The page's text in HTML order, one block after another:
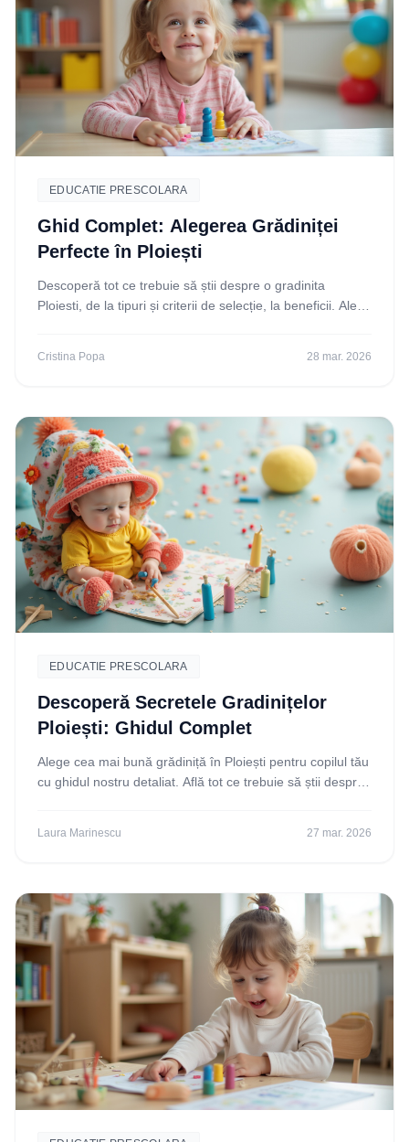
EDUCATIE PRESCOLARA
Ghid Complet: Alegerea Grădiniței
Perfecte în Ploiești
Descoperă tot ce trebuie să știi despre o gradinita
Ploiesti, de la tipuri și criterii de selecție, la beneficii. Alege
Cristina Popa 28 mar. 2026
EDUCATIE PRESCOLARA
Descoperă Secretele Gradinițelor
Ploiești: Ghidul Complet
Alege cea mai bună grădiniță în Ploiești pentru copilul tău
cu ghidul nostru detaliat. Află tot ce trebuie să știi despre
Laura Marinescu 27 mar. 2026